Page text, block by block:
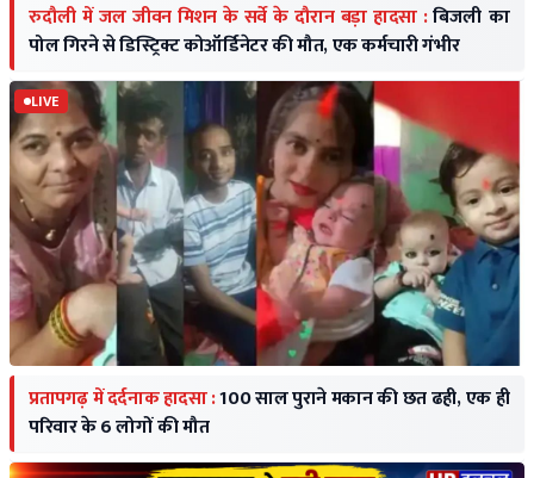
रुदौली में जल जीवन मिशन के सर्वे के दौरान बड़ा हादसा :बिजली का
पोल गिरने से डिस्ट्रिक्ट कोऑर्डिनेटर की मौत, एक कर्मचारी गंभीर
LIVE
प्रतापगढ़ में दर्दनाक हादसा :100 साल पुराने मकान की छत ढही, एक ही
परिवार के 6 लोगों की मौत